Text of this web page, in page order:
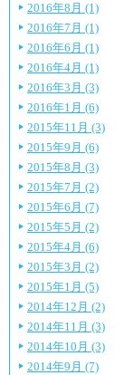
2016年8月 (1)
2016年7月 (1)
2016年6月 (1)
2016年4月 (1)
2016年3月 (3)
2016年1月 (6)
2015年11月 (3)
2015年9月 (6)
2015年8月 (3)
2015年7月 (2)
2015年6月 (7)
2015年5月 (2)
2015年4月 (6)
2015年3月 (2)
2015年1月 (5)
2014年12月 (2)
2014年11月 (3)
2014年10月 (3)
2014年9月 (7)